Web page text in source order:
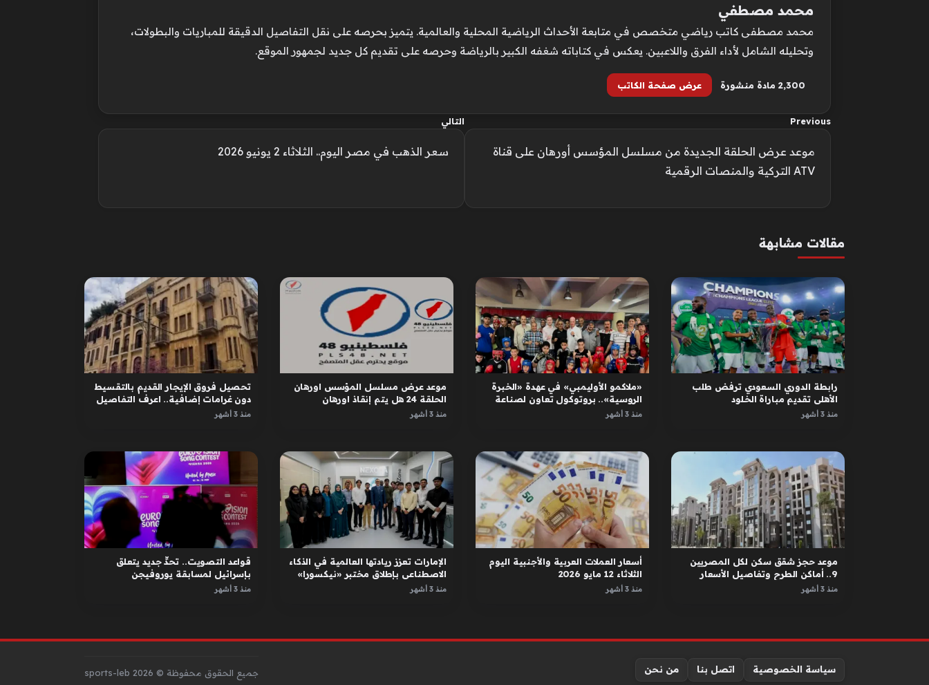
محمد مصطفي
محمد مصطفى كاتب رياضي متخصص في متابعة الأحداث الرياضية المحلية والعالمية. يتميز بحرصه على نقل التفاصيل الدقيقة للمباريات والبطولات،
وتحليله الشامل لأداء الفرق واللاعبين. يعكس في كتاباته شغفه الكبير بالرياضة وحرصه على تقديم كل جديد لجمهور الموقع.
2٬300 مادة منشورة عرض صفحة الكاتب
Previous
موعد عرض الحلقة الجديدة من مسلسل المؤسس أورهان على قناة
ATV التركية والمنصات الرقمية
التالي
سعر الذهب في مصر اليوم.. الثلاثاء 2 يونيو 2026
مقالات مشابهة
رابطة الدوري السعودي ترفض طلب
الأهلي تقديم مباراة الخلود
منذ 3 أشهر
«ملاكمو الأوليمبي» في عهدة «الخبرة
الروسية».. بروتوكول تعاون لصناعة
الأبطال
منذ 3 أشهر
موعد عرض مسلسل المؤسس اورهان
الحلقة 24 هل يتم إنقاذ اورهان
واسبورجا
منذ 3 أشهر
تحصيل فروق الإيجار القديم بالتقسيط
دون غرامات إضافية.. اعرف التفاصيل
منذ 3 أشهر
موعد حجز شقق سكن لكل المصريين
9.. أماكن الطرح وتفاصيل الأسعار
منذ 3 أشهر
أسعار العملات العربية والأجنبية اليوم
الثلاثاء 12 مايو 2026
منذ 3 أشهر
الإمارات تعزز ريادتها العالمية في الذكاء
الاصطناعي بإطلاق مختبر «نيكسورا»
في دبي
منذ 3 أشهر
قواعد التصويت.. تحدٍّ جديد يتعلق
بإسرائيل لمسابقة يوروفيجن
منذ 3 أشهر
سياسة الخصوصية اتصل بنا من نحن جميع الحقوق محفوظة © sports-leb 2026